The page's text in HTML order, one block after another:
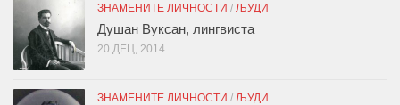
ЗНАМЕНИТЕ ЛИЧНОСТИ / ЉУДИ
Душан Вуксан, лингвиста
20 ДЕЦ, 2014
ЗНАМЕНИТЕ ЛИЧНОСТИ / ЉУДИ